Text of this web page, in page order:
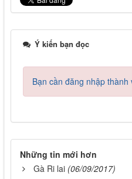
Ý kiến bạn đọc
Bạn cần đăng nhập
Những tin mới hơn
Gà Ri lai (06/09/2017)